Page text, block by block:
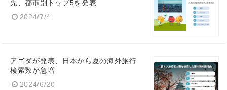
先、都市別トップ5を発表
2024/7/4
アゴダが発表、日本から夏の海外旅行
検索数が急増
2024/6/20